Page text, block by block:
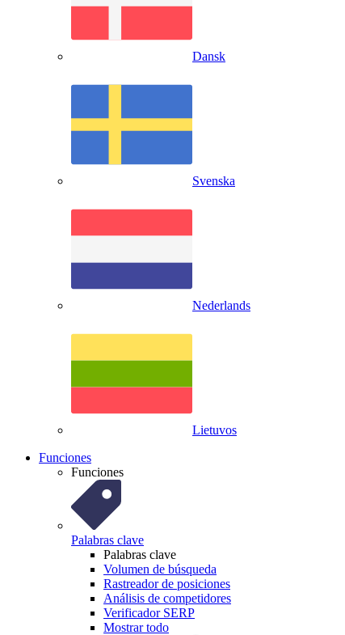
Dansk
Svenska
Nederlands
Lietuvos
Funciones
Funciones
Palabras clave
Palabras clave
Volumen de búsqueda
Rastreador de posiciones
Análisis de competidores
Verificador SERP
Mostrar todo